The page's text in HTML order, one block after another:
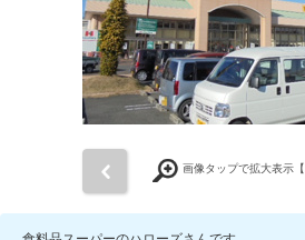
画像タップで拡大表示【